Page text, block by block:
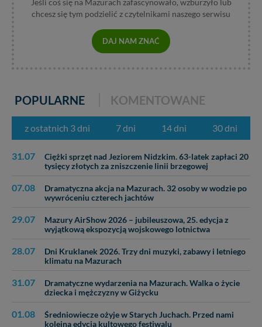
Jeśli coś się na Mazurach zafascynowało, wzburzyło lub
chcesz się tym podzielić z czytelnikami naszego serwisu
DAJ NAM ZNAĆ
POPULARNE KOMENTOWANE
z ostatnich 3 dni 7 dni 14 dni 30 dni
31.07
Ciężki sprzęt nad Jeziorem Nidzkim. 63-latek zapłaci 20
tysięcy złotych za zniszczenie linii brzegowej
07.08
Dramatyczna akcja na Mazurach. 32 osoby w wodzie po
wywróceniu czterech jachtów
29.07
Mazury AirShow 2026 – jubileuszowa, 25. edycja z
wyjątkową ekspozycją wojskowego lotnictwa
28.07
Dni Kruklanek 2026. Trzy dni muzyki, zabawy i letniego
klimatu na Mazurach
31.07
Dramatyczne wydarzenia na Mazurach. Walka o życie
dziecka i mężczyzny w Giżycku
01.08
Średniowiecze ożyje w Starych Juchach. Przed nami
kolejna edycja kultowego festiwalu